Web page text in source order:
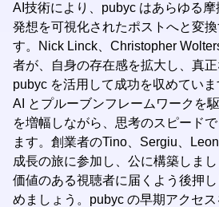
AI技術により、pubyc はあらゆる
発想を可視化されたポストへと変
す。Nick Linck、Christopher
者が、自身の存在感を拡大し、真
pubyc を活用して成功を収めていま
AI とプルーブンフレームワークを
を増幅しながら、思考のスピード
ます。創業者のTino、Sergiu、
成長の旅に参加し、公に構築しま
価値のある視聴者に届くよう後押
めましょう。pubyc の早期アクセ